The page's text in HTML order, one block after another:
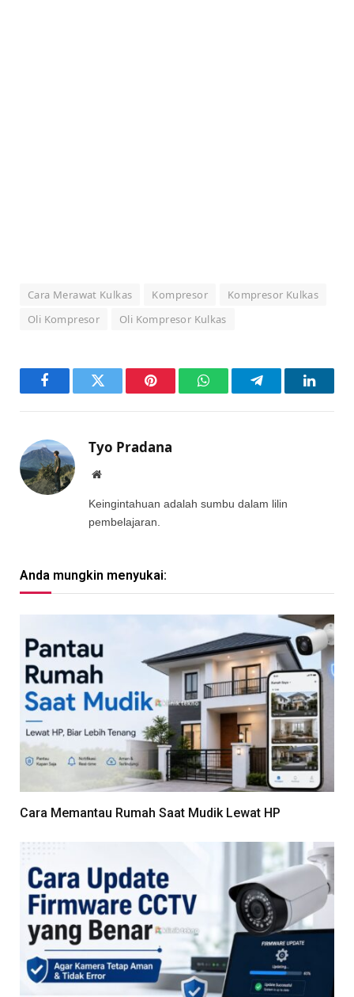
Cara Merawat Kulkas Kompresor
Kompresor Kulkas
Oli Kompresor
Oli Kompresor Kulkas
FacebookTwitter Pinterest WhatsAppTelegram
Tyo Pradana
Website
Keingintahuan adalah sumbu dalam lilin
pembelajaran.
Anda mungkin menyukai:
Cara Memantau Rumah Saat Mudik Lewat HP